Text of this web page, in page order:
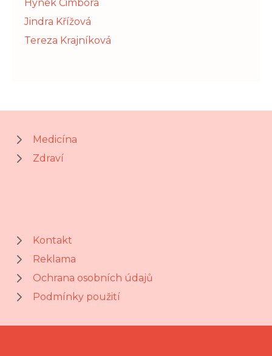
Hynek Cimbora
Jindra Křížová
Tereza Krajníková
Medicína
Zdraví
Kontakt
Reklama
Ochrana osobních údajů
Podmínky použití